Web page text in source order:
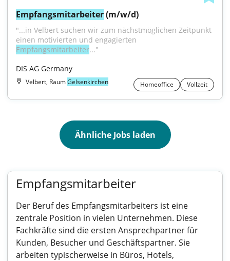
Empfangsmitarbeiter (m/w/d)
"...in Velbert suchen wir zum nächstmöglichen Zeitpunkt
Empfangsmitarbeiter..."
DIS AG Germany
Velbert, RaumGelsenkirchen Homeoffice Vollzeit
Ähnliche Jobs laden
Empfangsmitarbeiter
Der Beruf des Empfangsmitarbeiters ist eine
zentrale Position in vielen Unternehmen. Diese
Fachkräfte sind die ersten Ansprechpartner für
Kunden, Besucher und Geschäftspartner. Sie
arbeiten typischerweise in Büros, Hotels,